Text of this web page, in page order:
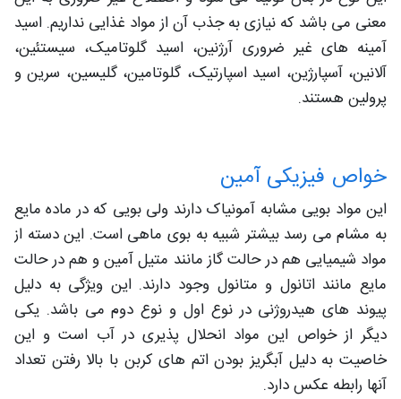
معنی می باشد که نیازی به جذب آن از مواد غذایی نداریم. اسید
آمینه های غیر ضروری آرژنین، اسید گلوتامیک، سیستئین،
آلانین، آسپارژین، اسید اسپارتیک، گلوتامین، گلیسین، سرین و
پرولین هستند.
خواص فیزیکی آمین
این مواد بویی مشابه آمونیاک دارند ولی بویی که در ماده مایع
به مشام می رسد بیشتر شبیه به بوی ماهی است. این دسته از
مواد شیمیایی هم در حالت گاز مانند متیل آمین و هم در حالت
مایع مانند اتانول و متانول وجود دارند. این ویژگی به دلیل
پیوند های هیدروژنی در نوع اول و نوع دوم می باشد. یکی
دیگر از خواص این مواد انحلال پذیری در آب است و این
خاصیت به دلیل آبگریز بودن اتم های کربن با بالا رفتن تعداد
آنها رابطه عکس دارد.